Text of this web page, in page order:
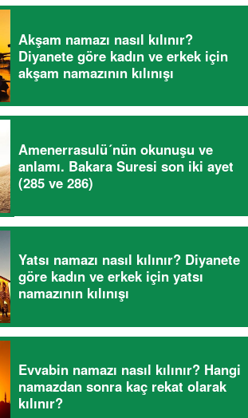
Akşam namazı nasıl kılınır?
Diyanete göre kadın ve erkek için
akşam namazının kılınışı
Amenerrasulü´nün okunuşu ve
anlamı. Bakara Suresi son iki ayet
(285 ve 286)
Yatsı namazı nasıl kılınır? Diyanete
göre kadın ve erkek için yatsı
namazının kılınışı
Evvabin namazı nasıl kılınır? Hangi
namazdan sonra kaç rekat olarak
kılınır?